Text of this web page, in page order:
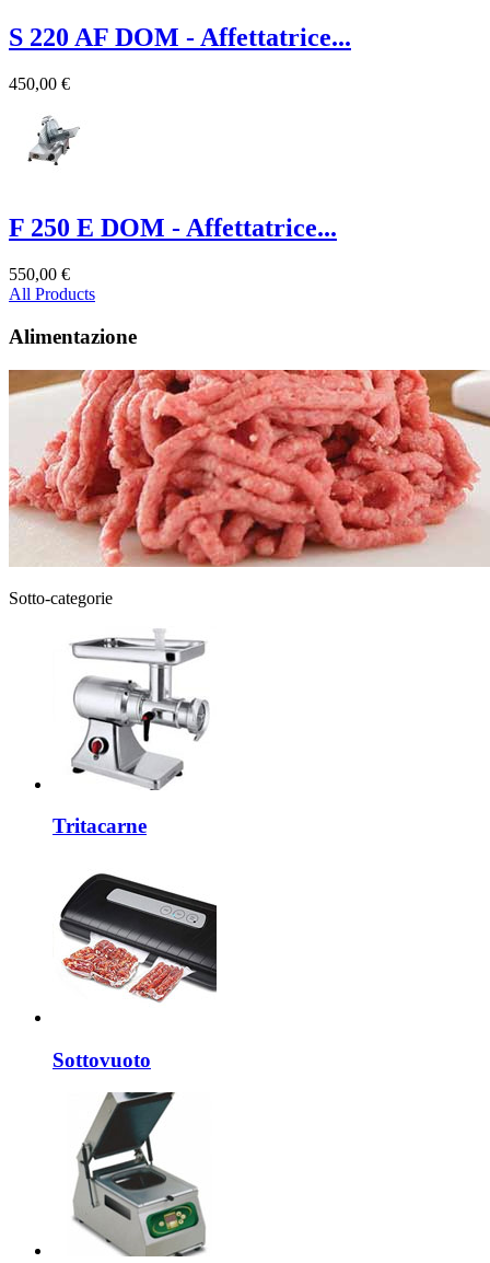
S 220 AF DOM - Affettatrice...
450,00 €
F 250 E DOM - Affettatrice...
550,00 €
All Products
Alimentazione
Sotto-categorie
Tritacarne
Sottovuoto